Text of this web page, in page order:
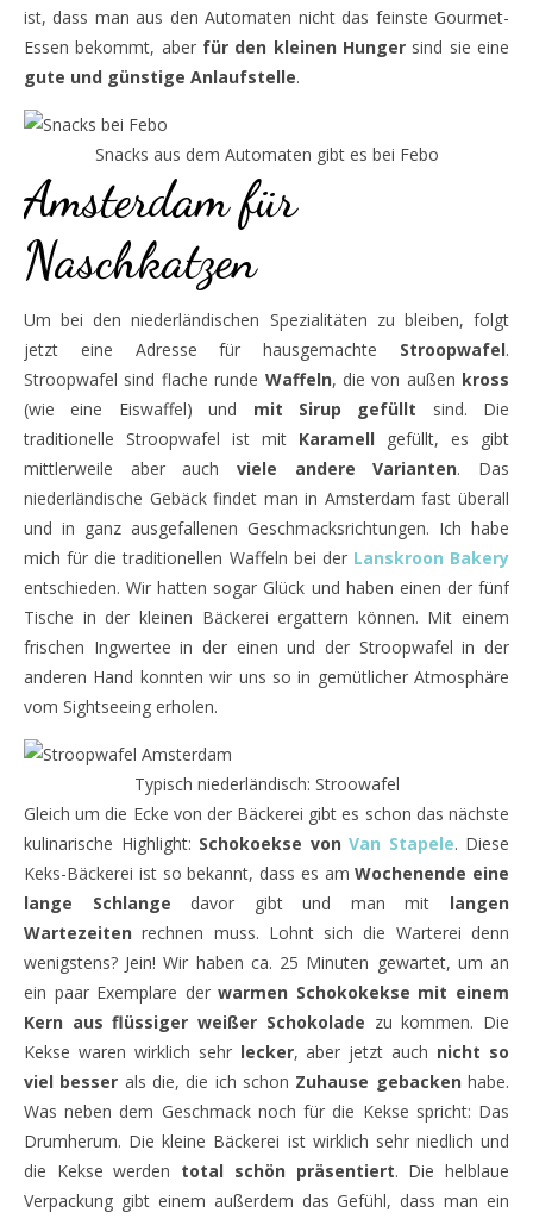
ist, dass man aus den Automaten nicht das feinste Gourmet-
Essen bekommt, aber für den kleinen Hunger sind sie eine
gute und günstige Anlaufstelle.
Snacks aus dem Automaten gibt es bei Febo
Amsterdam für
Naschkatzen
Um bei den niederländischen Spezialitäten zu bleiben, folgt
jetzt eine Adresse für hausgemachte Stroopwafel.
Stroopwafel sind flache runde Waffeln, die von außen kross
(wie eine Eiswaffel) und mit Sirup gefüllt sind. Die
traditionelle Stroopwafel ist mit Karamell gefüllt, es gibt
mittlerweile aber auch viele andere Varianten. Das
niederländische Gebäck findet man in Amsterdam fast überall
und in ganz ausgefallenen Geschmacksrichtungen. Ich habe
mich für die traditionellen Waffeln bei der Lanskroon Bakery
entschieden. Wir hatten sogar Glück und haben einen der fünf
Tische in der kleinen Bäckerei ergattern können. Mit einem
frischen Ingwertee in der einen und der Stroopwafel in der
anderen Hand konnten wir uns so in gemütlicher Atmosphäre
vom Sightseeing erholen.
Typisch niederländisch: Stroowafel
Gleich um die Ecke von der Bäckerei gibt es schon das nächste
kulinarische Highlight: Schokoekse von Van Stapele. Diese
Keks-Bäckerei ist so bekannt, dass es amWochenende eine
lange Schlange davor gibt und man mit langen
Wartezeiten rechnen muss. Lohnt sich die Warterei denn
wenigstens? Jein! Wir haben ca. 25 Minuten gewartet, um an
ein paar Exemplare derwarmen Schokokekse mit einem
Kern aus flüssiger weißer Schokolade zu kommen. Die
Kekse waren wirklich sehr lecker, aber jetzt auch nicht so
viel besser als die, die ich schon Zuhause gebacken habe.
Was neben dem Geschmack noch für die Kekse spricht: Das
Drumherum. Die kleine Bäckerei ist wirklich sehr niedlich und
die Kekse werden total schön präsentiert. Die helblaue
Verpackung gibt einem außerdem das Gefühl, dass man ein